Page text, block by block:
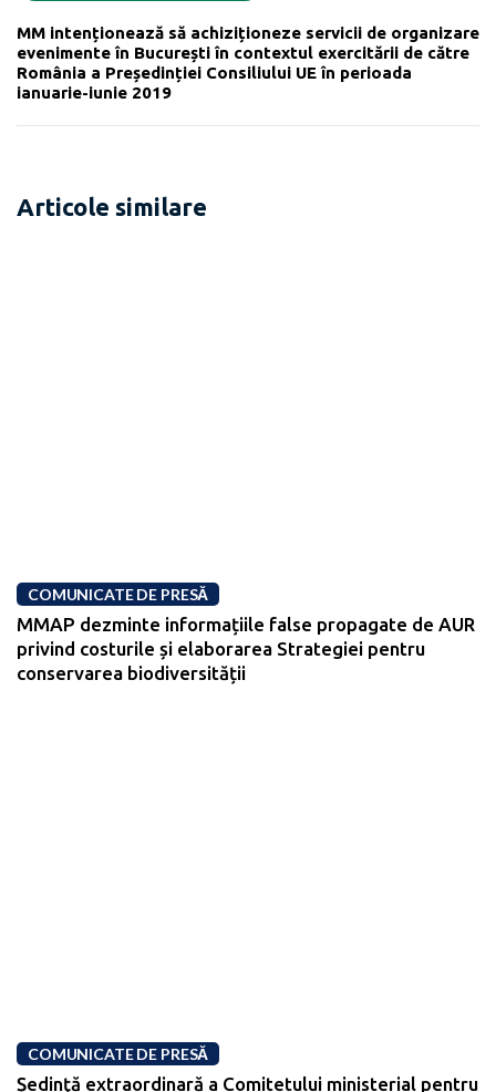
MM intenționează să achiziționeze servicii de organizare
evenimente în București în contextul exercitării de către
România a Președinției Consiliului UE în perioada
ianuarie-iunie 2019
Articole similare
COMUNICATE DE PRESĂ
MMAP dezminte informațiile false propagate de AUR
privind costurile și elaborarea Strategiei pentru
conservarea biodiversității
COMUNICATE DE PRESĂ
Ședinţă extraordinară a Comitetului ministerial pentru